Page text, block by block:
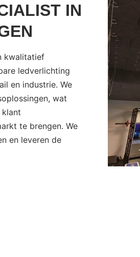
IN
kwalitatief
ledverlichting
en industrie. We
wat
te brengen. We
en leveren de